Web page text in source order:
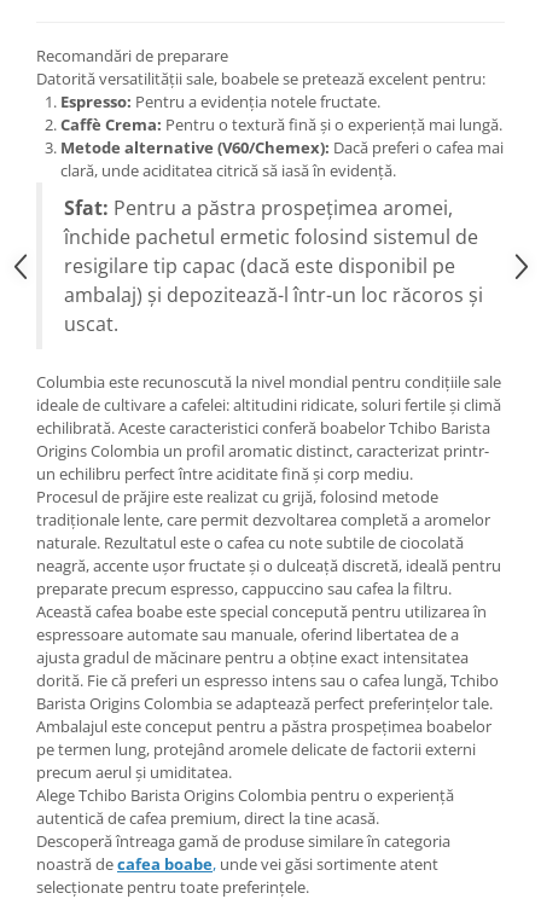
Recomandări de preparare
Datorită versatilității sale, boabele se pretează excelent pentru:
Espresso: Pentru a evidenția notele fructate.
Caffè Crema: Pentru o textură fină și o experiență mai lungă.
Metode alternative (V60/Chemex): Dacă preferi o cafea mai
clară, unde aciditatea citrică să iasă în evidență.
Sfat: Pentru a păstra prospețimea aromei,
închide pachetul ermetic folosind sistemul de
resigilare tip capac (dacă este disponibil pe
ambalaj) și depozitează-l într-un loc răcoros și
uscat.
Columbia este recunoscută la nivel mondial pentru condițiile sale
ideale de cultivare a cafelei: altitudini ridicate, soluri fertile și climă
echilibrată. Aceste caracteristici conferă boabelor Tchibo Barista
Origins Colombia un profil aromatic distinct, caracterizat printr-
un echilibru perfect între aciditate fină și corp mediu.
Procesul de prăjire este realizat cu grijă, folosind metode
tradiționale lente, care permit dezvoltarea completă a aromelor
naturale. Rezultatul este o cafea cu note subtile de ciocolată
neagră, accente ușor fructate și o dulceață discretă, ideală pentru
preparate precum espresso, cappuccino sau cafea la filtru.
Această cafea boabe este special concepută pentru utilizarea în
espressoare automate sau manuale, oferind libertatea de a
ajusta gradul de măcinare pentru a obține exact intensitatea
dorită. Fie că preferi un espresso intens sau o cafea lungă, Tchibo
Barista Origins Colombia se adaptează perfect preferințelor tale.
Ambalajul este conceput pentru a păstra prospețimea boabelor
pe termen lung, protejând aromele delicate de factorii externi
precum aerul și umiditatea.
Alege Tchibo Barista Origins Colombia pentru o experiență
autentică de cafea premium, direct la tine acasă.
Descoperă întreaga gamă de produse similare în categoria
noastră decafea boabe, unde vei găsi sortimente atent
selecționate pentru toate preferințele.